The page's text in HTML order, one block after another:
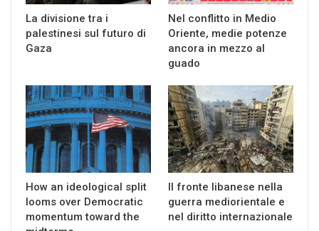
La divisione tra i
palestinesi sul futuro di
Gaza
Nel conflitto in Medio
Oriente, medie potenze
ancora in mezzo al
guado
How an ideological split
looms over Democratic
momentum toward the
Il fronte libanese nella
guerra mediorientale e
nel diritto internazionale